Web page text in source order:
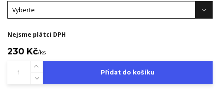
Nejsme plátci DPH
230 Kč/ks
Přidat do košíku